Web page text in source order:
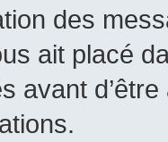
des
ait placé
avant